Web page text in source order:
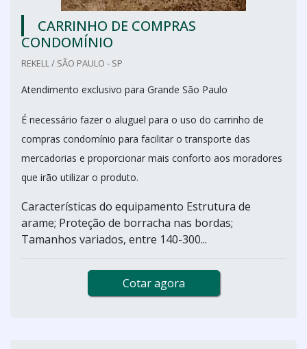
CARRINHO DE COMPRAS
CONDOMÍNIO
REKELL / SÃO PAULO - SP
Atendimento exclusivo para Grande São Paulo
É necessário fazer o aluguel para o uso do carrinho de
compras condomínio para facilitar o transporte das
mercadorias e proporcionar mais conforto aos moradores
que irão utilizar o produto.
Características do equipamento Estrutura de
arame; Proteção de borracha nas bordas;
Tamanhos variados, entre 140-300...
Cotar agora